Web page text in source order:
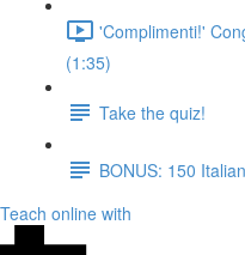
'Complimenti!'
(1:35)
Take the quiz!
BONUS: 150
Teach online with